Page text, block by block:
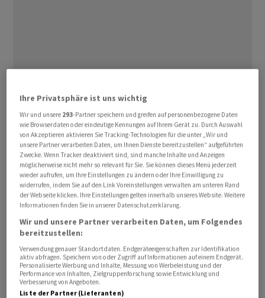
Das operative Konzernergebnis fiel um fast 31 Prozent
auf umgerechnet 1,6 Milliarden Euro, wie der
Elektronik-Konzern am Mittwoch mitteilte. Der
Nettogewinn schrumpfte um knapp 17 Prozent auf etwa
1,4 Milliarden Euro.
Wegen höherer Marketing-Kosten für neue Filme und
geringerer Lizenzeinnahmen für TV-Produktionen brach
Ihre Privatsphäre ist uns wichtig
Wir und unsere 293-Partner speichern und greifen auf personenbezogene Daten
wie Browserdaten oder eindeutige Kennungen auf Ihrem Gerät zu. Durch Auswahl
von Akzeptieren aktivieren Sie Tracking-Technologien für die unter „Wir und
unsere Partner verarbeiten Daten, um Ihnen Dienste bereitzustellen“ aufgeführten
Zwecke. Wenn Tracker deaktiviert sind, sind manche Inhalte und Anzeigen
möglicherweise nicht mehr so relevant für Sie. Sie können dieses Menü jederzeit
wieder aufrufen, um Ihre Einstellungen zu ändern oder Ihre Einwilligung zu
widerrufen, indem Sie auf den Link Voreinstellungen verwalten am unteren Rand
der Webseite klicken. Ihre Einstellungen gelten innerhalb unseres Website. Weitere
Informationen finden Sie in unserer Datenschutzerklärung.
Wir und unsere Partner verarbeiten Daten, um Folgendes
bereitzustellen:
Verwendung genauer Standortdaten. Endgeräteeigenschaften zur Identifikation
aktiv abfragen. Speichern von oder Zugriff auf Informationen auf einem Endgerät.
Personalisierte Werbung und Inhalte, Messung von Werbeleistung und der
Performance von Inhalten, Zielgruppenforschung sowie Entwicklung und
Verbesserung von Angeboten.
Liste der Partner (Lieferanten)